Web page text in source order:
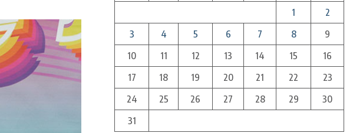
1
2
3
4 5 6 7 8
9
10
11 12 13 14 15
16
17
18 19 20 21 22
23
24
25 26 27 28 29
30
31